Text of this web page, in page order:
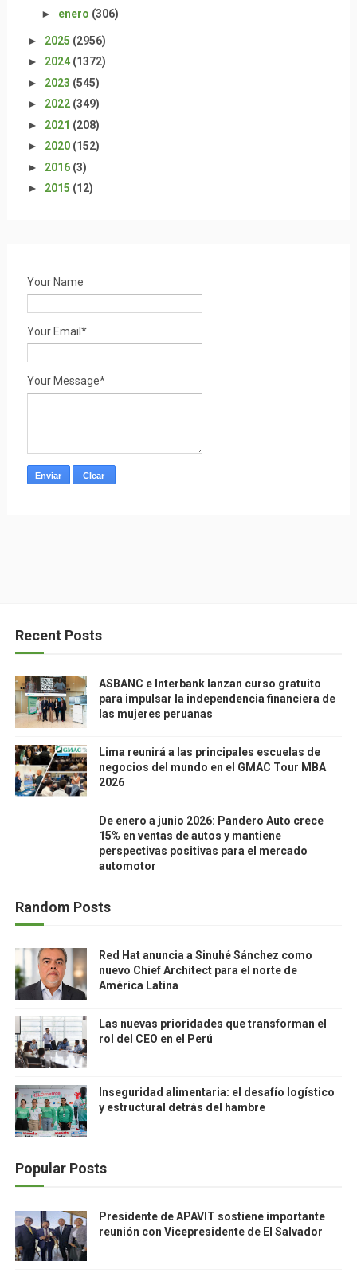
► enero (306)
► 2025 (2956)
► 2024 (1372)
► 2023 (545)
► 2022 (349)
► 2021 (208)
► 2020 (152)
► 2016 (3)
► 2015 (12)
Your Name
Your Email*
Your Message*
Recent Posts
ASBANC e Interbank lanzan curso gratuito
para impulsar la independencia financiera de
las mujeres peruanas
Lima reunirá a las principales escuelas de
negocios del mundo en el GMAC Tour MBA
2026
De enero a junio 2026: Pandero Auto crece
15% en ventas de autos y mantiene
perspectivas positivas para el mercado
automotor
Random Posts
Red Hat anuncia a Sinuhé Sánchez como
nuevo Chief Architect para el norte de
América Latina
Las nuevas prioridades que transforman el
rol del CEO en el Perú
Inseguridad alimentaria: el desafío logístico
y estructural detrás del hambre
Popular Posts
Presidente de APAVIT sostiene importante
reunión con Vicepresidente de El Salvador